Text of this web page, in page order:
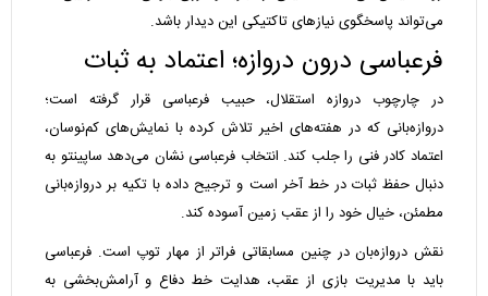
می‌تواند پاسخگوی نیازهای تاکتیکی این دیدار باشد.
فرعباسی درون دروازه؛ اعتماد به ثبات
در چارچوب دروازه استقلال، حبیب فرعباسی قرار گرفته است؛
دروازه‌بانی که در هفته‌های اخیر تلاش کرده با نمایش‌های کم‌نوسان،
اعتماد کادر فنی را جلب کند. انتخاب فرعباسی نشان می‌دهد ساپینتو به
دنبال حفظ ثبات در خط آخر است و ترجیح داده با تکیه بر دروازه‌بانی
مطمئن، خیال خود را از عقب زمین آسوده کند.
نقش دروازه‌بان در چنین مسابقاتی فراتر از مهار توپ است. فرعباسی
باید با مدیریت بازی از عقب، هدایت خط دفاع و آرامش‌بخشی به